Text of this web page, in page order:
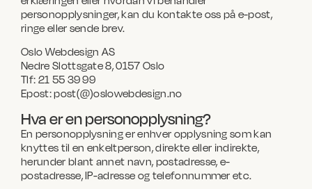
personopplysninger, kan du kontakte oss på e-post,
ringe eller sende brev.
Oslo Webdesign AS
Nedre Slottsgate 8, 0157 Oslo
Tlf: 21 55 39 99
Epost: post(@)oslowebdesign.no
Hva er en personopplysning?
En personopplysning er enhver opplysning som kan
knyttes til en enkeltperson, direkte eller indirekte,
herunder blant annet navn, postadresse, e-
postadresse, IP-adresse og telefonnummer etc.